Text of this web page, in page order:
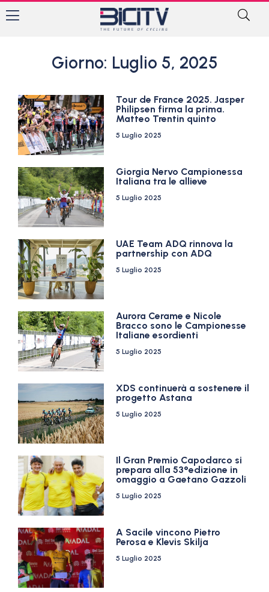
Giorno: Luglio 5, 2025
Tour de France 2025. Jasper
Philipsen firma la prima.
Matteo Trentin quinto
5 Luglio 2025
Giorgia Nervo Campionessa
Italiana tra le allieve
5 Luglio 2025
UAE Team ADQ rinnova la
partnership con ADQ
5 Luglio 2025
Aurora Cerame e Nicole
Bracco sono le Campionesse
Italiane esordienti
5 Luglio 2025
XDS continuerà a sostenere il
progetto Astana
5 Luglio 2025
Il Gran Premio Capodarco si
prepara alla 53°edizione in
omaggio a Gaetano Gazzoli
5 Luglio 2025
A Sacile vincono Pietro
Perosa e Klevis Skilja
5 Luglio 2025